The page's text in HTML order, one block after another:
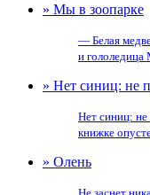
» Мы в зоопарке
— Белая
и гололедица
» Нет синиц: не
Нет синиц:
книжке
» Олень